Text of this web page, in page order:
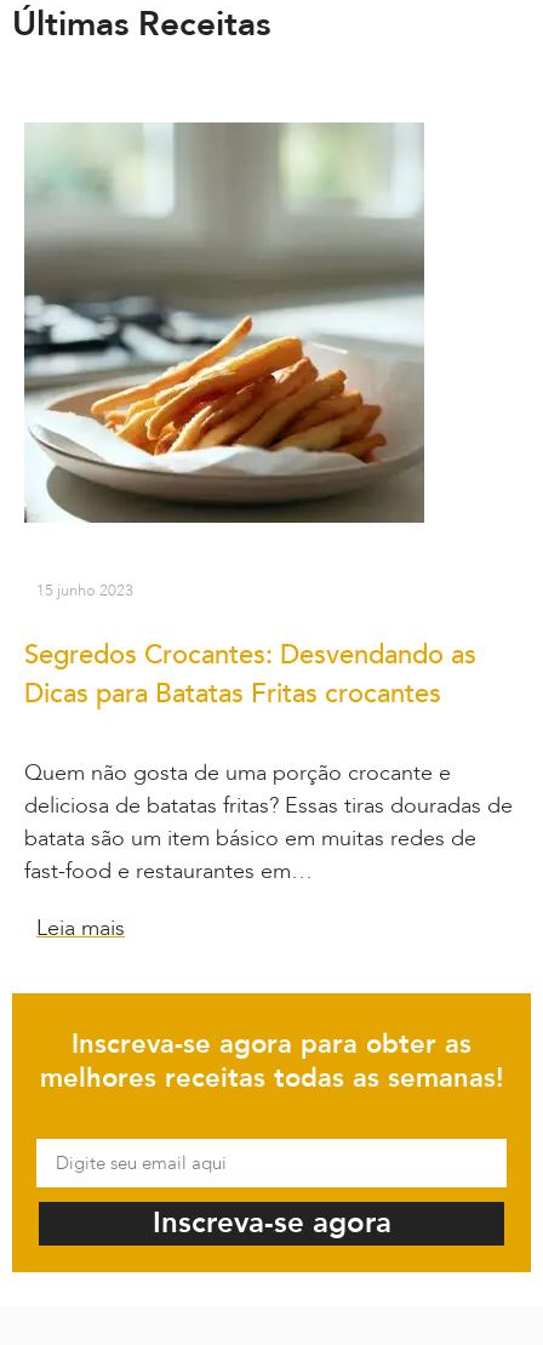
Últimas Receitas
15 junho 2023
Segredos Crocantes: Desvendando as
Dicas para Batatas Fritas crocantes
Quem não gosta de uma porção crocante e
deliciosa de batatas fritas? Essas tiras douradas de
batata são um item básico em muitas redes de
fast-food e restaurantes em…
Leia mais
Inscreva-se agora para obter as
melhores receitas todas as semanas!
Inscreva-se agora